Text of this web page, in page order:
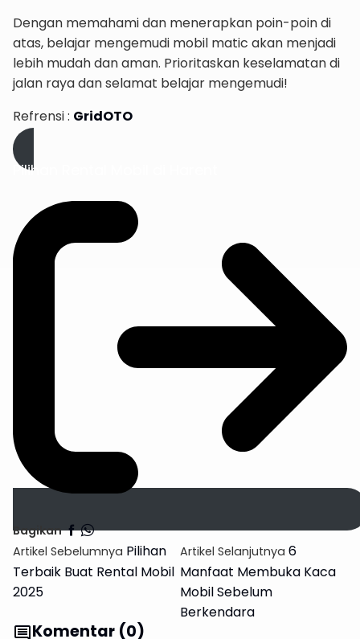
Dengan memahami dan menerapkan poin-poin di
atas, belajar mengemudi mobil matic akan menjadi
lebih mudah dan aman. Prioritaskan keselamatan di
jalan raya dan selamat belajar mengemudi!
Refrensi : GridOTO
Pilihan Rental Mobil di Harent
Bagikan
Artikel Sebelumnya Pilihan
Terbaik Buat Rental Mobil
2025
Artikel Selanjutnya 6
Manfaat Membuka Kaca
Mobil Sebelum
Berkendara
commentKomentar (0)